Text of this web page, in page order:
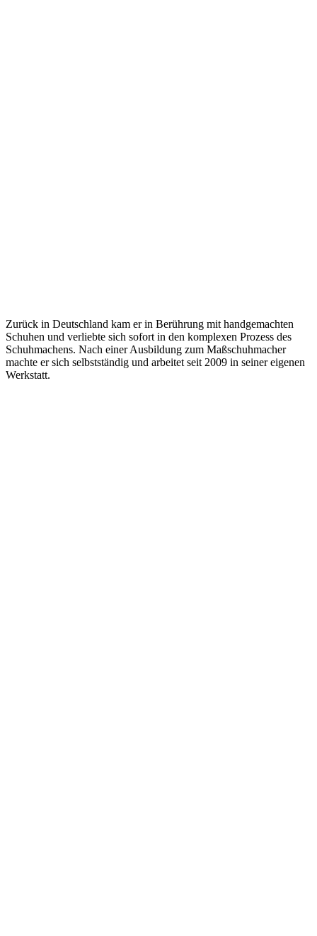
Zurück in Deutschland kam er in Berührung mit handgemachten
Schuhen und verliebte sich sofort in den komplexen Prozess des
Schuhmachens. Nach einer Ausbildung zum Maßschuhmacher
machte er sich selbstständig und arbeitet seit 2009 in seiner eigenen
Werkstatt.